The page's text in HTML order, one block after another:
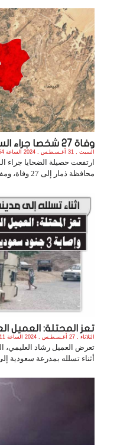
وفاة 27 شخصا جراء السيول في ذمار ...
السبت , 31 أغـسـطـس , 2024 الساعة 6:19:54 PM
ارتفعت حصيلة الضحايا
محافظة ذمار إلى 27 وفاة، ومفقودان اثنان. وأو. .
تعز المحتلة: العميل
الثلاثاء , 27 أغـسـطـس , 2024 الساعة 11:16:11 PM
تعرض العميل رشاد العليمي،
أثناء تسلله بمدرعة سعودية